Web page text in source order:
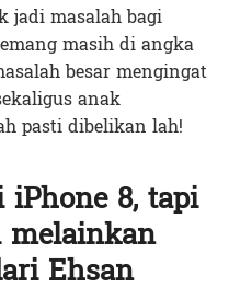
jadi masalah bagi
masih di angka
besar mengingat
anak
pasti dibelikan lah!
8, tapi
Ehsan